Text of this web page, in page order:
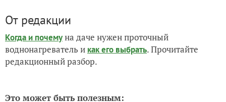
От редакции
Когда и почемуна даче нужен проточный
воднонагреватель и как его выбрать. Прочитайте
редакционный разбор.
Это может быть полезным: